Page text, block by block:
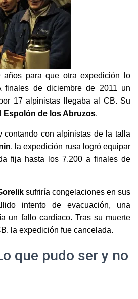
años para que otra expedición lo
finales de diciembre de 2011 un
17 alpinistas llegaba al CB. Su
Espolón de los Abruzos.
contando con alpinistas de la talla
, la expedición rusa logró equipar
fija hasta los 7.200 a finales de
sufriría congelaciones en sus
intento de evacuación, una
un fallo cardíaco. Tras su muerte
la expedición fue cancelada.
que pudo ser y no